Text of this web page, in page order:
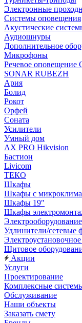
Электронные
Системы оповещения
Акустические
Аудиошнуры
Дополнительное
Микрофоны
Речевое
SONAR RUBEZH
Ария
Болид
Рокот
Орфей
Соната
Усилители
Умный дом
AX PRO Hikvision
Бастион
Livicom
ТЕКО
Шкафы
Шкафы с
Шкафы 19"
Шкафы
Электрооборудование
Удлинители/сетевые
Щитовое
Акции
Услуги
Проектирование
Комплексные
Обслуживание
Наши объекты
Заказать смету